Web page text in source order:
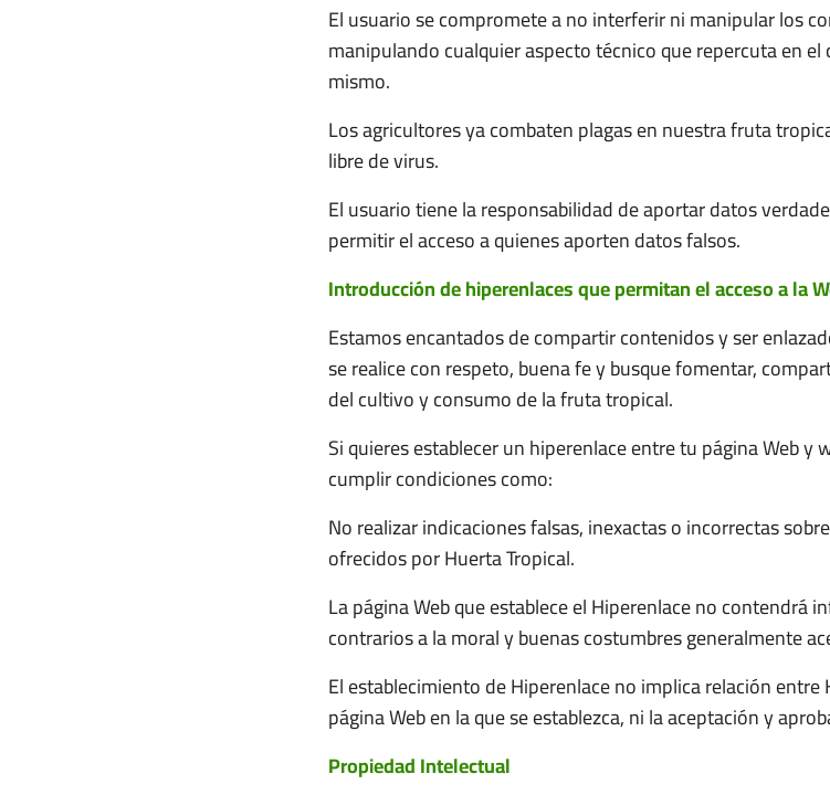
El usuario se compromete a no interferir ni manipular los
manipulando cualquier aspecto técnico que repercuta en
mismo.
Los agricultores ya combaten plagas en nuestra fruta
libre de virus.
El usuario tiene la responsabilidad de aportar datos
permitir el acceso a quienes aporten datos falsos.
Introducción de hiperenlaces que permitan el acceso a la
Estamos encantados de compartir contenidos y ser
se realice con respeto, buena fe y busque fomentar,
del cultivo y consumo de la fruta tropical.
Si quieres establecer un hiperenlace entre tu página Web y
cumplir condiciones como:
No realizar indicaciones falsas, inexactas o incorrectas
ofrecidos por Huerta Tropical.
La página Web que establece el Hiperenlace no contendrá
contrarios a la moral y buenas costumbres generalmente
El establecimiento de Hiperenlace no implica relación
página Web en la que se establezca, ni la aceptación y
Propiedad Intelectual